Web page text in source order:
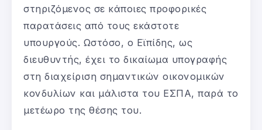
στηριζόμενος σε κάποιες προφορικές
παρατάσεις από τους εκάστοτε
υπουργούς. Ωστόσο, ο Εϊπίδης, ως
διευθυντής, έχει το δικαίωμα υπογραφής
στη διαχείριση σημαντικών οικονομικών
κονδυλίων και μάλιστα του ΕΣΠΑ, παρά το
μετέωρο της θέσης του.